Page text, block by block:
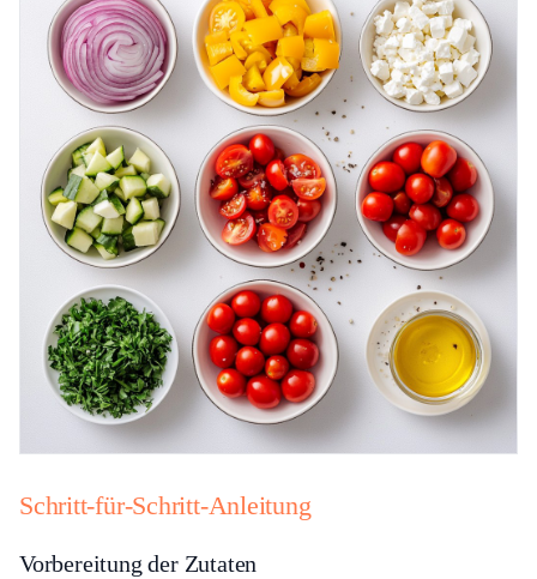
Schritt-für-Schritt-Anleitung
Vorbereitung der Zutaten